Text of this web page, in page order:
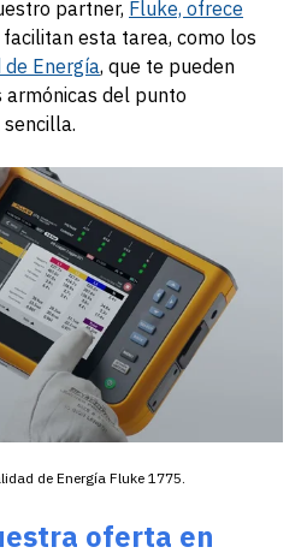
partner, Fluke, ofrece
facilitan esta tarea, como los
Energía, que te pueden
del punto
de Energía Fluke 1775.
oferta en